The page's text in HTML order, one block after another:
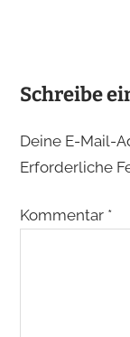
Schreibe
Deine E-Mail-
Erforderliche
Kommentar *